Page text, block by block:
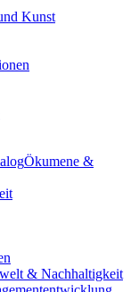
Kunst
Ökumene &
& Nachhaltigkeit